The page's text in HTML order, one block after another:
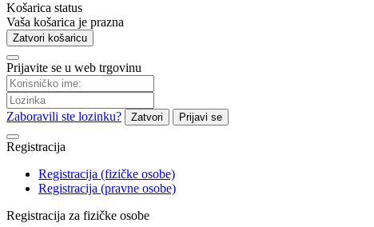
Košarica status
Vaša košarica je prazna
Zatvori košaricu
Prijavite se u web trgovinu
Zaboravili ste lozinku? Zatvori Prijavi se
Registracija
Registracija (fizičke osobe)
Registracija (pravne osobe)
Registracija za fizičke osobe